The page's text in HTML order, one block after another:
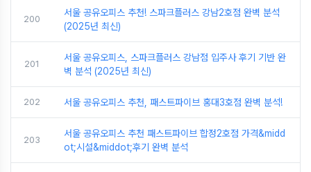
200
서울 공유오피스 추천! 스파크플러스 강남2호점 완벽 분석
(2025년 최신)
201
서울 공유오피스, 스파크플러스 강남점 입주사 후기 기반 완
벽 분석 (2025년 최신)
202 서울 공유오피스 추천, 패스트파이브 홍대3호점 완벽 분석!
203
서울 공유오피스 추천 패스트파이브 합정2호점 가격&midd
ot;시설&middot;후기 완벽 분석